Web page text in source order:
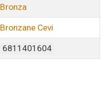
Bronza
Bronzane Cevi
6811401604